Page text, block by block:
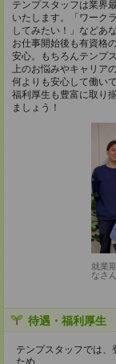
テンプスタッフは業界
いたします。「ワーク
してみたい！」などあ
お仕事開始後も有資格
安心。もちろんテンプ
上のお悩みやキャリア
何よりも安心して働い
福利厚生も豊富に取り
ましょう！
就業
なさ
待遇・福利厚生
テンプスタッフでは、
ため、